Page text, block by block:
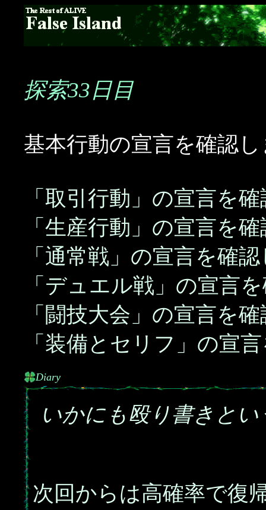
探索33日目
基本行動の宣言を確認
「取引行動」の宣言を
「生産行動」の宣言を
「通常戦」の宣言を確
「デュエル戦」の宣言
「闘技大会」の宣言を
「装備とセリフ」の宣
Diary
いかにも殴り書きと
次回からは高確率で復